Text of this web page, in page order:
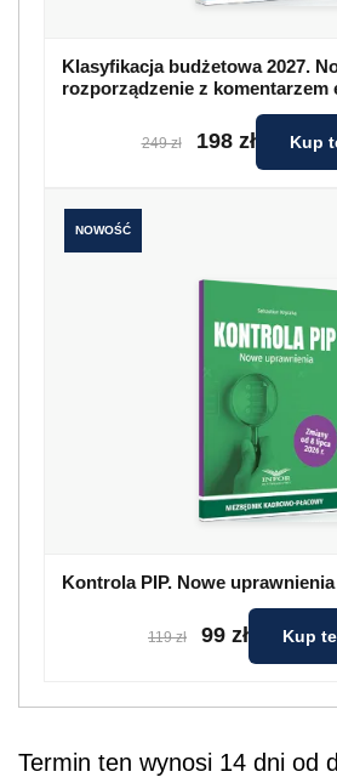
Klasyfikacja budżetowa 2027.
rozporządzenie z komentarzem
249 zł 198 zł Kup
NOWOŚĆ
Kontrola PIP. Nowe uprawnienia
119 zł 99 zł Kup
Termin ten wynosi 14 dni od